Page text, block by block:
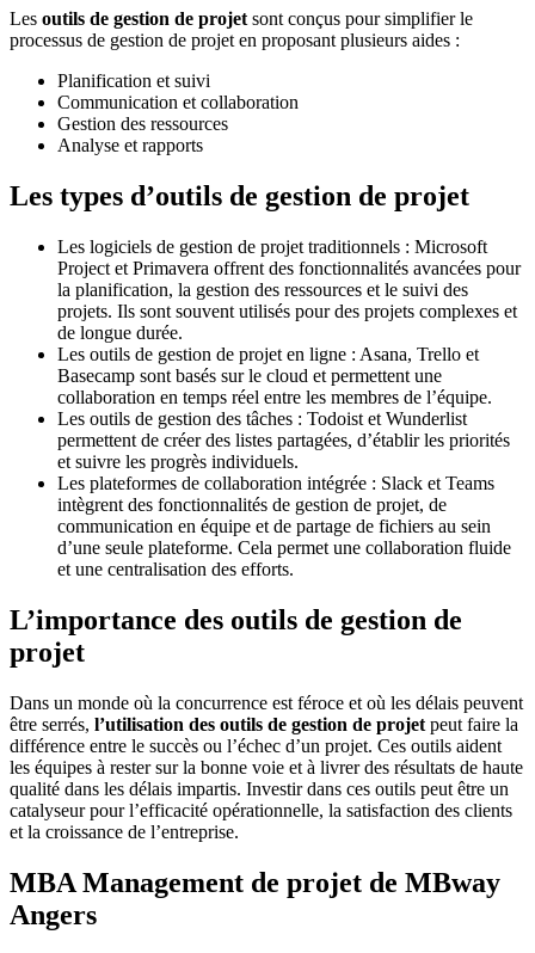
Les outils de gestion de projet sont conçus pour simplifier le
processus de gestion de projet en proposant plusieurs aides :
Planification et suivi
Communication et collaboration
Gestion des ressources
Analyse et rapports
Les types d’outils de gestion de projet
Les logiciels de gestion de projet traditionnels : Microsoft
Project et Primavera offrent des fonctionnalités avancées pour
la planification, la gestion des ressources et le suivi des
projets. Ils sont souvent utilisés pour des projets complexes et
de longue durée.
Les outils de gestion de projet en ligne : Asana, Trello et
Basecamp sont basés sur le cloud et permettent une
collaboration en temps réel entre les membres de l’équipe.
Les outils de gestion des tâches : Todoist et Wunderlist
permettent de créer des listes partagées, d’établir les priorités
et suivre les progrès individuels.
Les plateformes de collaboration intégrée : Slack et Teams
intègrent des fonctionnalités de gestion de projet, de
communication en équipe et de partage de fichiers au sein
d’une seule plateforme. Cela permet une collaboration fluide
et une centralisation des efforts.
L’importance des outils de gestion de
projet
Dans un monde où la concurrence est féroce et où les délais peuvent
être serrés, l’utilisation des outils de gestion de projet peut faire la
différence entre le succès ou l’échec d’un projet. Ces outils aident
les équipes à rester sur la bonne voie et à livrer des résultats de haute
qualité dans les délais impartis. Investir dans ces outils peut être un
catalyseur pour l’efficacité opérationnelle, la satisfaction des clients
et la croissance de l’entreprise.
MBA Management de projet de MBway
Angers